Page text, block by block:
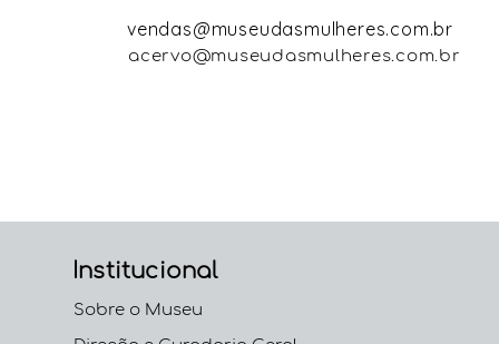
vendas@museudasmulheres.com.br
acervo@museudasmulheres.com.br
Institucional
Sobre o Museu